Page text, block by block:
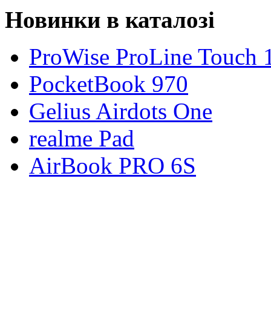
Новинки в каталозі
ProWise ProLine Touch
PocketBook 970
Gelius Airdots One
realme Pad
AirBook PRO 6S